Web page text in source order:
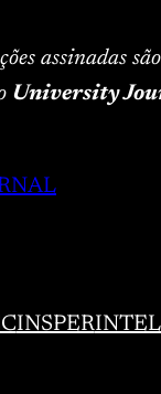
assinadas
University
INSPER